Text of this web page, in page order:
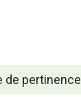
de pertinence